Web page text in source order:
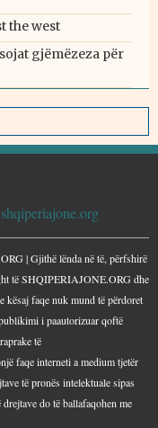
the west
gjëmëzeza për
| Gjithë lënda në të, përfshirë
të SHQIPERIAJONE.ORG dhe
faqe nuk mund të përdoret
i paautorizuar qoftë
të
faqe interneti a medium tjetër
të pronës intelektuale sipas
do të ballafaqohen me